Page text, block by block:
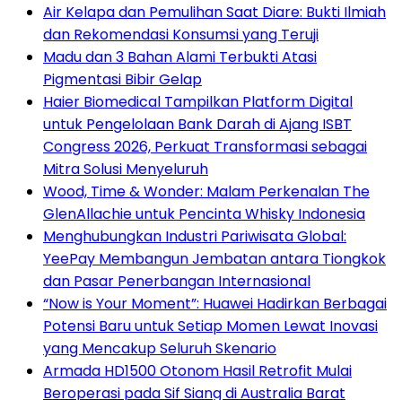
Air Kelapa dan Pemulihan Saat Diare: Bukti Ilmiah
dan Rekomendasi Konsumsi yang Teruji
Madu dan 3 Bahan Alami Terbukti Atasi
Pigmentasi Bibir Gelap
Haier Biomedical Tampilkan Platform Digital
untuk Pengelolaan Bank Darah di Ajang ISBT
Congress 2026, Perkuat Transformasi sebagai
Mitra Solusi Menyeluruh
Wood, Time & Wonder: Malam Perkenalan The
GlenAllachie untuk Pencinta Whisky Indonesia
Menghubungkan Industri Pariwisata Global:
YeePay Membangun Jembatan antara Tiongkok
dan Pasar Penerbangan Internasional
“Now is Your Moment”: Huawei Hadirkan Berbagai
Potensi Baru untuk Setiap Momen Lewat Inovasi
yang Mencakup Seluruh Skenario
Armada HD1500 Otonom Hasil Retrofit Mulai
Beroperasi pada Sif Siang di Australia Barat